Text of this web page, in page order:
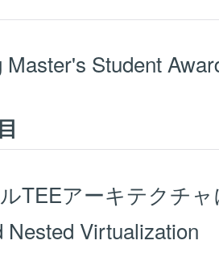
Master's Student
TEEアーキテクチ
Nested Virtualization